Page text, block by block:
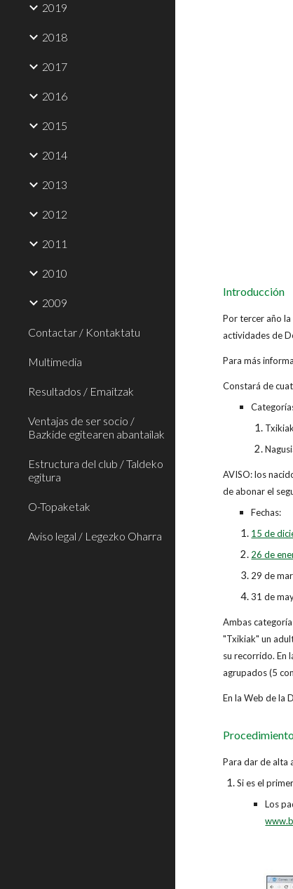
2019
2018
2017
2016
2015
2014
2013
2012
2011
2010
2009
Contactar / Kontaktatu
Multimedia
Resultados / Emaitzak
Ventajas de ser socio /
Bazkide egitearen abantailak
Estructura del club / Taldeko
egitura
O-Topaketak
Aviso legal / Legezko Oharra
Introducción
Por tercer año
actividades de
Para más
Constará de
AVISO: los
de abonar el
Fechas:
15 de
26 de
29 de
31 de
Ambas
"Txikiak" un
su recorrido. En
agrupados (5
En la Web de la
Para dar de alta
Si es el
Los